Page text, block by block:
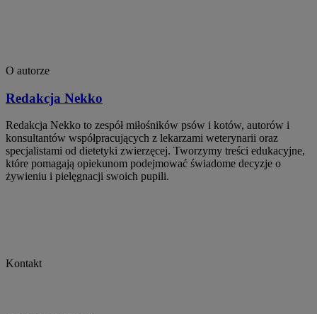
O autorze
Redakcja Nekko
Redakcja Nekko to zespół miłośników psów i kotów, autorów i
konsultantów współpracujących z lekarzami weterynarii oraz
specjalistami od dietetyki zwierzęcej. Tworzymy treści edukacyjne,
które pomagają opiekunom podejmować świadome decyzje o
żywieniu i pielęgnacji swoich pupili.
Kontakt